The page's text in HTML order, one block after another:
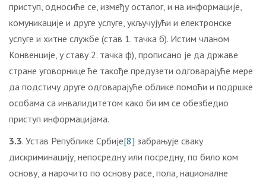
приступ, односиће се, између осталог, и на информације,
комуникације и друге услуге, укључујући и електронске
услуге и хитне службе (став 1. тачка б). Истим чланом
Конвенције, у ставу 2. тачка ф), прописано је да државе
стране уговорнице ће такође предузети одговарајуће мере
да подстичу друге одговарајуће облике помоћи и подршке
особама са инвалидитетом како би им се обезбедио
приступ информацијама.
3.3. Устав Републике Србије[8] забрањује сваку
дискриминацију, непосредну или посредну, по било ком
основу, а нарочито по основу расе, пола, националне